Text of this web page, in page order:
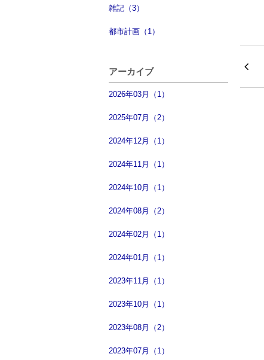
雑記（3）
都市計画（1）
アーカイブ
2026年03月（1）
2025年07月（2）
2024年12月（1）
2024年11月（1）
2024年10月（1）
2024年08月（2）
2024年02月（1）
2024年01月（1）
2023年11月（1）
2023年10月（1）
2023年08月（2）
2023年07月（1）